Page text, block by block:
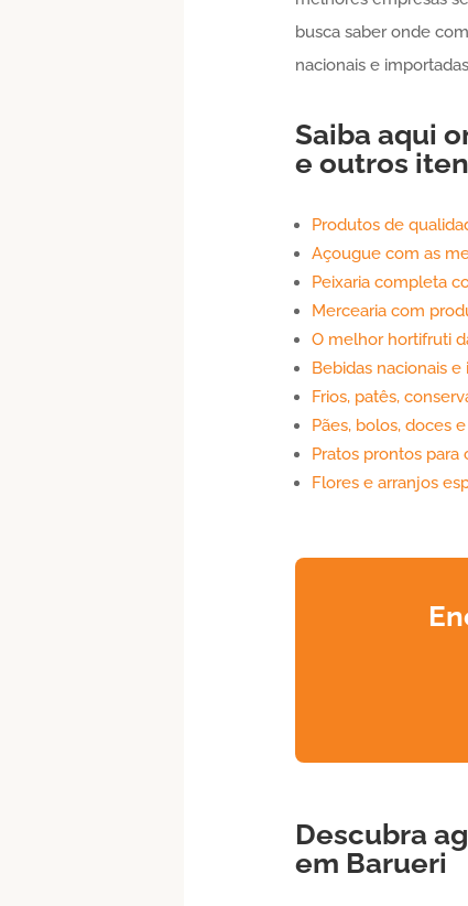
busca saber onde
nacionais e
Saiba aqui
e outros
Produtos de
Açougue com as
Peixaria completa
Mercearia com
O melhor hortifruti
Bebidas nacionais
Frios, patês,
Pães, bolos, doces
Pratos prontos para
Flores e arranjos
Descubra
em Barueri